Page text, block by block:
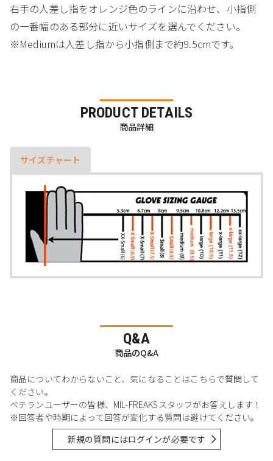
右手の人差し指をオレンジ色のラインに沿わせ、小指側
の一番幅のある部分に近いサイズを選んでください。
※Mediumは人差し指から小指側まで約9.5cmです。
PRODUCT DETAILS
商品詳細
サイズチャート
Q&A
商品のQ&A
商品についてわからないこと、気になることはこちらで質問して
ください。
ベテランユーザーの皆様、MIL-FREAKSスタッフがお答えします！
※回答者や時期によって回答が変化する質問は避けてください。
新規の質問にはログインが必要です